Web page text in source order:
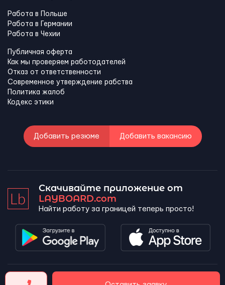
Работа в Польше
Работа в Германии
Работа в Чехии
Публичная оферта
Как мы проверяем работодателей
Отказ от ответственности
Современное утверждение рабства
Политика жалоб
Кодекс этики
Добавить резюме Добавить вакансию
Скачивайте приложение от
LAYBOARD.com
Найти работу за границей теперь просто!
LAYBOARD, SL Copyright 2026 ©